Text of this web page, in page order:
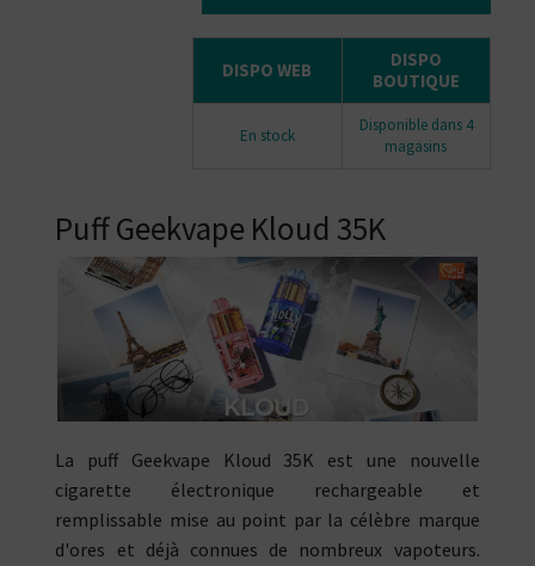
DISPO WEB
DISPO
BOUTIQUE
En stock
Disponible dans 4
magasins
Puff Geekvape Kloud 35K
La puff Geekvape Kloud 35K est une nouvelle
cigarette électronique rechargeable et
remplissable mise au point par la célèbre marque
d'ores et déjà connues de nombreux vapoteurs.